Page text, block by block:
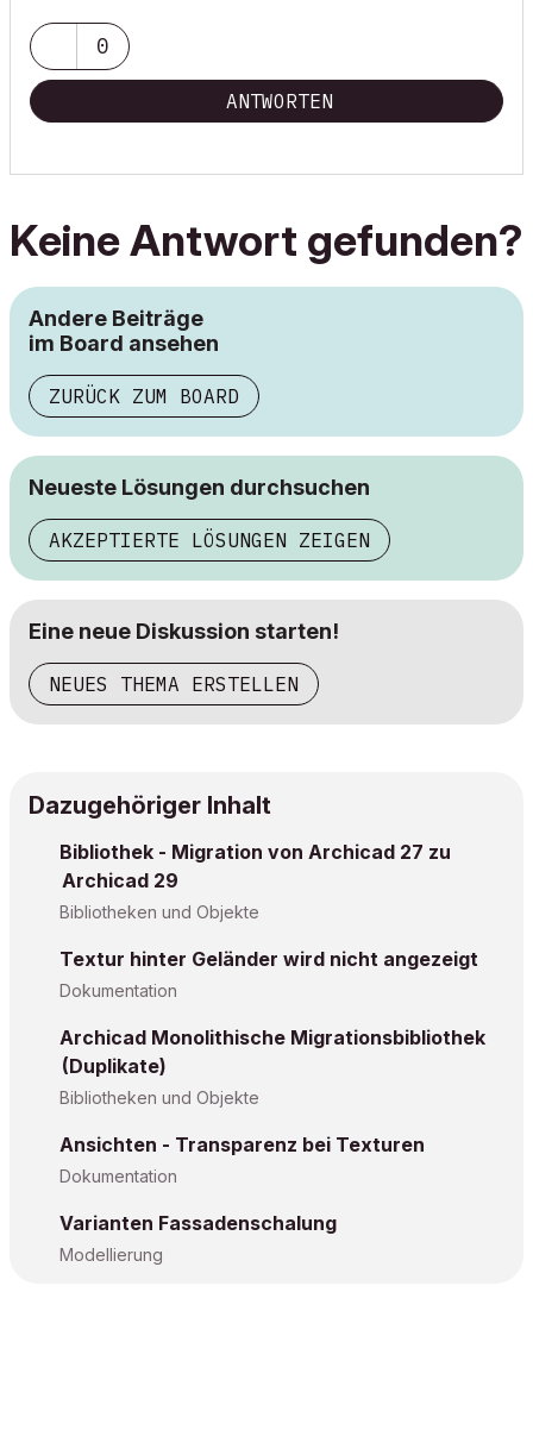
0
ANTWORTEN
Keine Antwort gefunden?
Andere Beiträge
im Board ansehen
ZURÜCK ZUM BOARD
Neueste Lösungen durchsuchen
AKZEPTIERTE LÖSUNGEN ZEIGEN
Eine neue Diskussion starten!
NEUES THEMA ERSTELLEN
Dazugehöriger Inhalt
Bibliothek - Migration von Archicad 27 zu
Archicad 29
Bibliotheken und Objekte
Textur hinter Geländer wird nicht angezeigt
Dokumentation
Archicad Monolithische Migrationsbibliothek
(Duplikate)
Bibliotheken und Objekte
Ansichten - Transparenz bei Texturen
Dokumentation
Varianten Fassadenschalung
Modellierung